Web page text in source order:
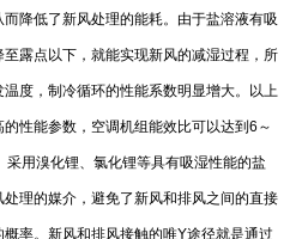
降低了新风处理的能耗。由于盐溶液有吸
露点以下，就能实现新风的减湿过程，所
度，制冷循环的性能系数明显增大。以上
性能参数，空调机组能效比可以达到6～
用溴化锂、氯化锂等具有吸湿性能的盐
理的媒介，避免了新风和排风之间的直接
率。新风和排风接触的唯Y途径就是通过